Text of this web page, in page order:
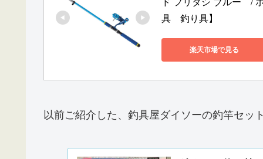
具　釣り具】
楽天市場で見る
以前ご紹介した、釣具屋ダイソーの釣竿セッ